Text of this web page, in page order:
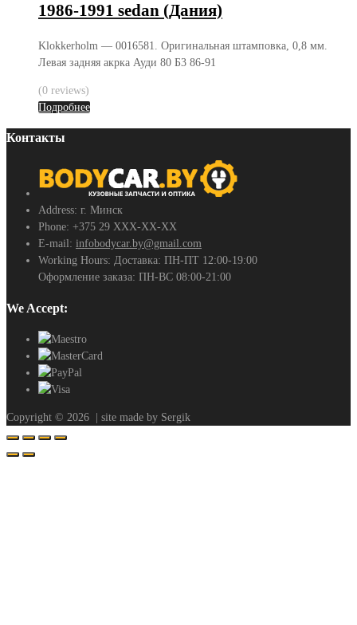
1986-1991 sedan (Дания)
Klokkerholm — 0016581. Оригинальная штамповка, 0,8 мм.
Левая задняя акрка Ауди 80 Б3 86-91
(0 reviews)
Подробнее
Контакты
Address: г. Минск
Phone: +375 29 ХХХ-ХХ-ХХ
E-mail: infobodycar.by@gmail.com
Working Hours: Доставка: ПН-ПТ 12:00-19:00
Оформление заказа: ПН-ВС 08:00-21:00
We Accept:
Copyright © 2026 | site made by Sergik